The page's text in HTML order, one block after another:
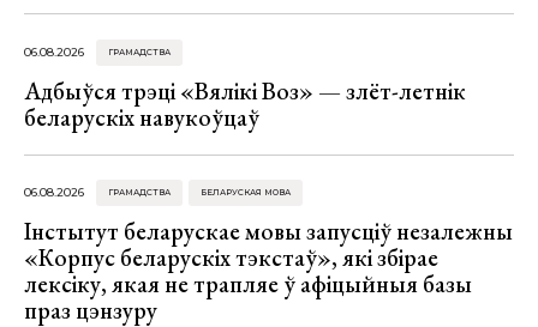
06.08.2026 ГРАМАДСТВА
Адбыўся трэці «Вялікі Воз» — злёт-летнік
беларускіх навукоўцаў
06.08.2026 ГРАМАДСТВА БЕЛАРУСКАЯ МОВА
Інстытут беларускае мовы запусціў незалежны
«Корпус беларускіх тэкстаў», які збірае
лексіку, якая не трапляе ў афіцыйныя базы
праз цэнзуру